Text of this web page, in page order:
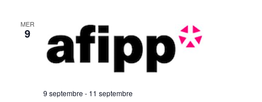
MER
9
9 septembre - 11 septembre